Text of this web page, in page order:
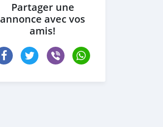
Partager une
annonce avec vos
amis!